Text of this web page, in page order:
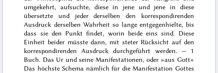
umgekehrt, aufsuchte, diese in jene und jene in diese
übersetzte und jeder derselben den korrespondirenden
Ausdruck derselben Wahrheit so lange entgegenhielte, bis
dass sie den Punkt findet, worin beide eins sind. Diese
Einheit beider müsste dann, mit steter Rücksicht auf den
korrespondirenden Ausdruck durchgeführt werden. — 1
Buch. Das Ur und seine Manifestationen, oder »aus Gott«
Das höchste Schema nämlich für die Manifestation Gottes